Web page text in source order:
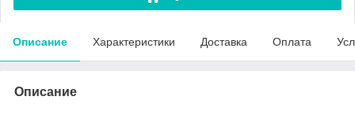
Описание Характеристики Доставка Оплата
Описание